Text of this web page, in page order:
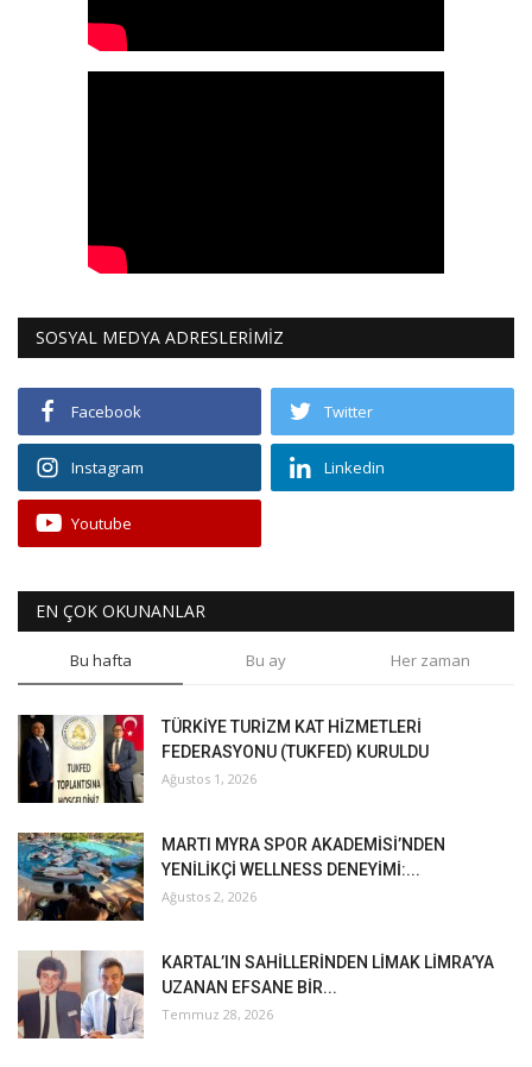
SOSYAL MEDYA ADRESLERİMİZ
Facebook Twitter
Instagram Linkedin
Youtube
EN ÇOK OKUNANLAR
Bu hafta Bu ay Her zaman
TÜRKİYE TURİZM KAT HİZMETLERİ
FEDERASYONU (TUKFED) KURULDU
Ağustos 1, 2026
MARTI MYRA SPOR AKADEMİSİ’NDEN
YENİLİKÇİ WELLNESS DENEYİMİ:...
Ağustos 2, 2026
KARTAL’IN SAHİLLERİNDEN LİMAK LİMRA’YA
UZANAN EFSANE BİR...
Temmuz 28, 2026